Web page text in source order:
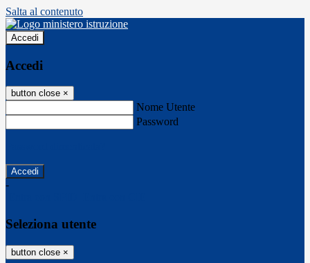
Salta al contenuto
Accedi
Accedi
button close ×
Nome Utente
Password
-
Seleziona utente
button close ×